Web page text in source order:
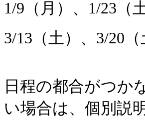
1/9（月）、1/23（
3/13（土）、3/20（
日程の都合がつか
い場合は、個別説